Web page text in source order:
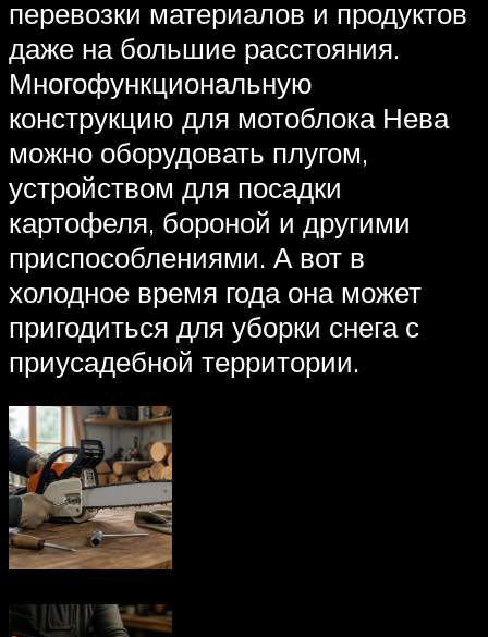
перевозки материалов и продуктов
даже на большие расстояния.
Многофункциональную
конструкцию для мотоблока Нева
можно оборудовать плугом,
устройством для посадки
картофеля, бороной и другими
приспособлениями. А вот в
холодное время года она может
пригодиться для уборки снега с
приусадебной территории.